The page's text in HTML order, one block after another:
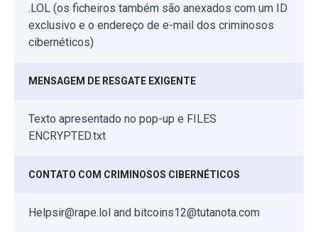
.LOL (os ficheiros também são anexados com um ID
exclusivo e o endereço de e-mail dos criminosos
cibernéticos)
MENSAGEM DE RESGATE EXIGENTE
Texto apresentado no pop-up e FILES
ENCRYPTED.txt
CONTATO COM CRIMINOSOS CIBERNÉTICOS
Helpsir@rape.lol and bitcoins12@tutanota.com